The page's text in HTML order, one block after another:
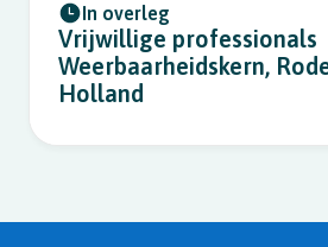
In overleg
Vrijwillige professionals
Weerbaarheidskern,
Holland